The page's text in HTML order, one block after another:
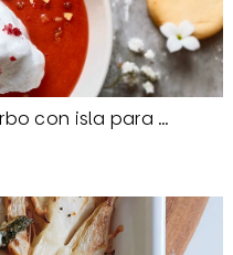
Crema de fresa y ruibarbo con isla para Camille